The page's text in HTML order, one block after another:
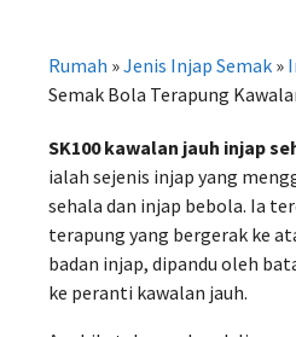
Rumah »Jenis Injap Semak »
Semak Bola Terapung
SK100 kawalan jauh injap
ialah sejenis injap yang
sehala dan injap bebola. Ia
terapung yang bergerak ke
badan injap, dipandu oleh
ke peranti kawalan jauh.